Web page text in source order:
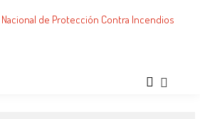
Nacional de
Contra Incendios para Nuestra Sociedad